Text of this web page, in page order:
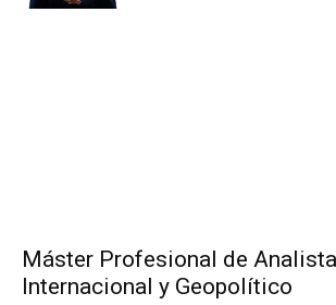
Máster Profesional de Analista
Internacional y Geopolítico